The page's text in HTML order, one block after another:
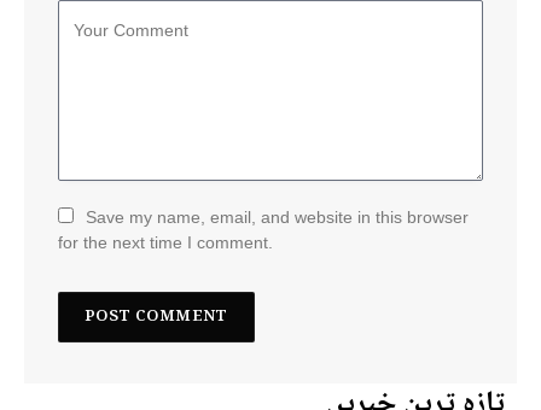
Save my name, email, and website in this browser
for the next time I comment.